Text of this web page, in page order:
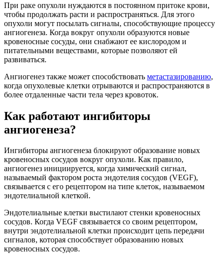
При раке опухоли нуждаются в постоянном притоке крови,
чтобы продолжать расти и распространяться. Для этого
опухоли могут посылать сигналы, способствующие процессу
ангиогенеза. Когда вокруг опухоли образуются новые
кровеносные сосуды, они снабжают ее кислородом и
питательными веществами, которые позволяют ей
развиваться.
Ангиогенез также может способствовать метастазированию,
когда опухолевые клетки отрываются и распространяются в
более отдаленные части тела через кровоток.
Как работают ингибиторы
ангиогенеза?
Ингибиторы ангиогенеза блокируют образование новых
кровеносных сосудов вокруг опухоли. Как правило,
ангиогенез инициируется, когда химический сигнал,
называемый фактором роста эндотелия сосудов (VEGF),
связывается с его рецептором на типе клеток, называемом
эндотелиальной клеткой.
Эндотелиальные клетки выстилают стенки кровеносных
сосудов. Когда VEGF связывается со своим рецептором,
внутри эндотелиальной клетки происходит цепь передачи
сигналов, которая способствует образованию новых
кровеносных сосудов.